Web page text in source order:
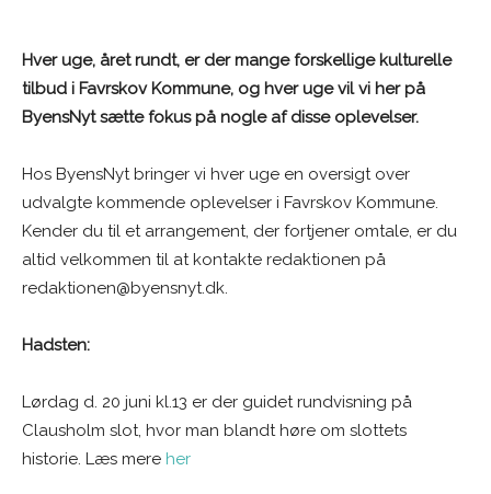
Hver uge, året rundt, er der mange forskellige kulturelle
tilbud i Favrskov Kommune, og hver uge vil vi her på
ByensNyt sætte fokus på nogle af disse oplevelser.
Hos ByensNyt bringer vi hver uge en oversigt over
udvalgte kommende oplevelser i Favrskov Kommune.
Kender du til et arrangement, der fortjener omtale, er du
altid velkommen til at kontakte redaktionen på
redaktionen@byensnyt.dk.
Hadsten:
Lørdag d. 20 juni kl.13 er der guidet rundvisning på
Clausholm slot, hvor man blandt høre om slottets
historie. Læs mere her